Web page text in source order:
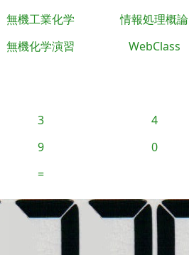
無機工業化学 情報処理概論
無機化学演習 WebClass
3 4
9 0
=